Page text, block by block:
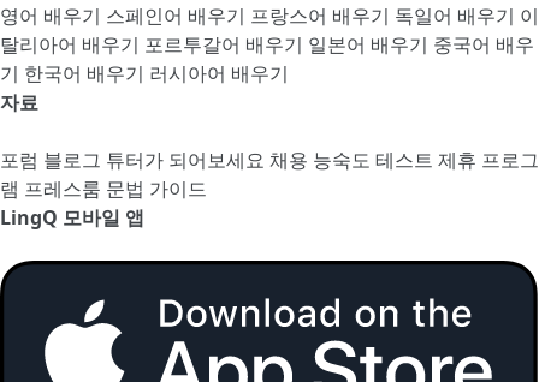
영어 배우기 스페인어 배우기 프랑스어 배우기 독일어 배우기 이
탈리아어 배우기 포르투갈어 배우기 일본어 배우기 중국어 배우
기 한국어 배우기 러시아어 배우기
자료
포럼 블로그 튜터가 되어보세요 채용 능숙도 테스트 제휴 프로그
램 프레스룸 문법 가이드
LingQ 모바일 앱